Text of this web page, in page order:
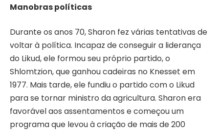
Manobras políticas
Durante os anos 70, Sharon fez várias tentativas de
voltar à política. Incapaz de conseguir a liderança
do Likud, ele formou seu próprio partido, o
Shlomtzion, que ganhou cadeiras no Knesset em
1977. Mais tarde, ele fundiu o partido com o Likud
para se tornar ministro da agricultura. Sharon era
favorável aos assentamentos e começou um
programa que levou à criação de mais de 200